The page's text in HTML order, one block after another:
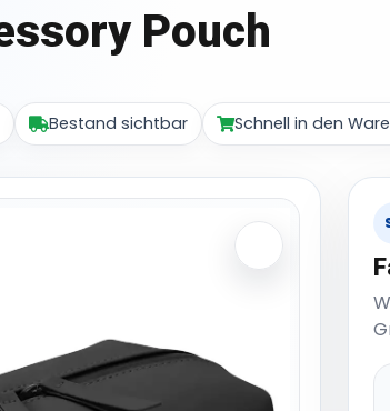
Pouch
Bestand sichtbar Schnell in den